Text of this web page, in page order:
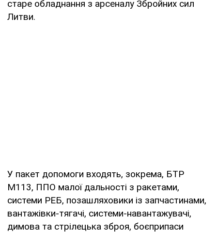
старе обладнання з арсеналу Збройних сил
Литви.
У пакет допомоги входять, зокрема, БТР
М113, ППО малої дальності з ракетами,
системи РЕБ, позашляховики із запчастинами,
вантажівки-тягачі, системи-навантажувачі,
димова та стрілецька зброя, боєприпаси